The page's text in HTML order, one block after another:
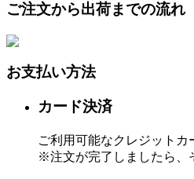
ご注文から出荷までの流れ
お支払い方法
カード決済
ご利用可能なクレジットカ
※注文が完了しましたら、